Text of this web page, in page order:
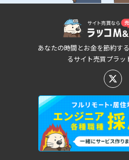
あなたの時間とお金を節約す
るサイト売買プラッ